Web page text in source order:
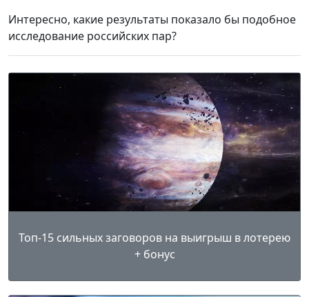
Интересно, какие результаты показало бы подобное
исследование российских пар?
Топ-15 сильных заговоров на выигрыш в лотерею
+ бонус